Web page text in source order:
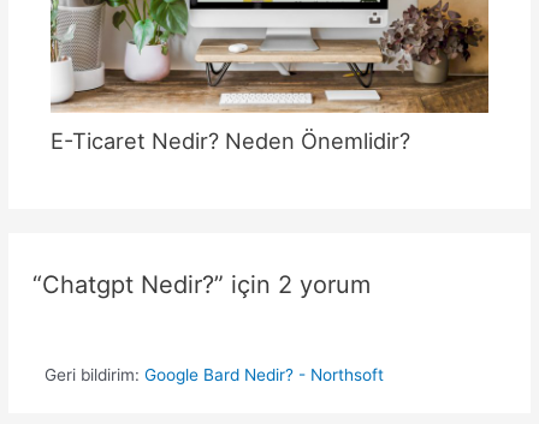
E-Ticaret Nedir? Neden Önemlidir?
“Chatgpt Nedir?” için 2 yorum
Geri bildirim: Google Bard Nedir? - Northsoft